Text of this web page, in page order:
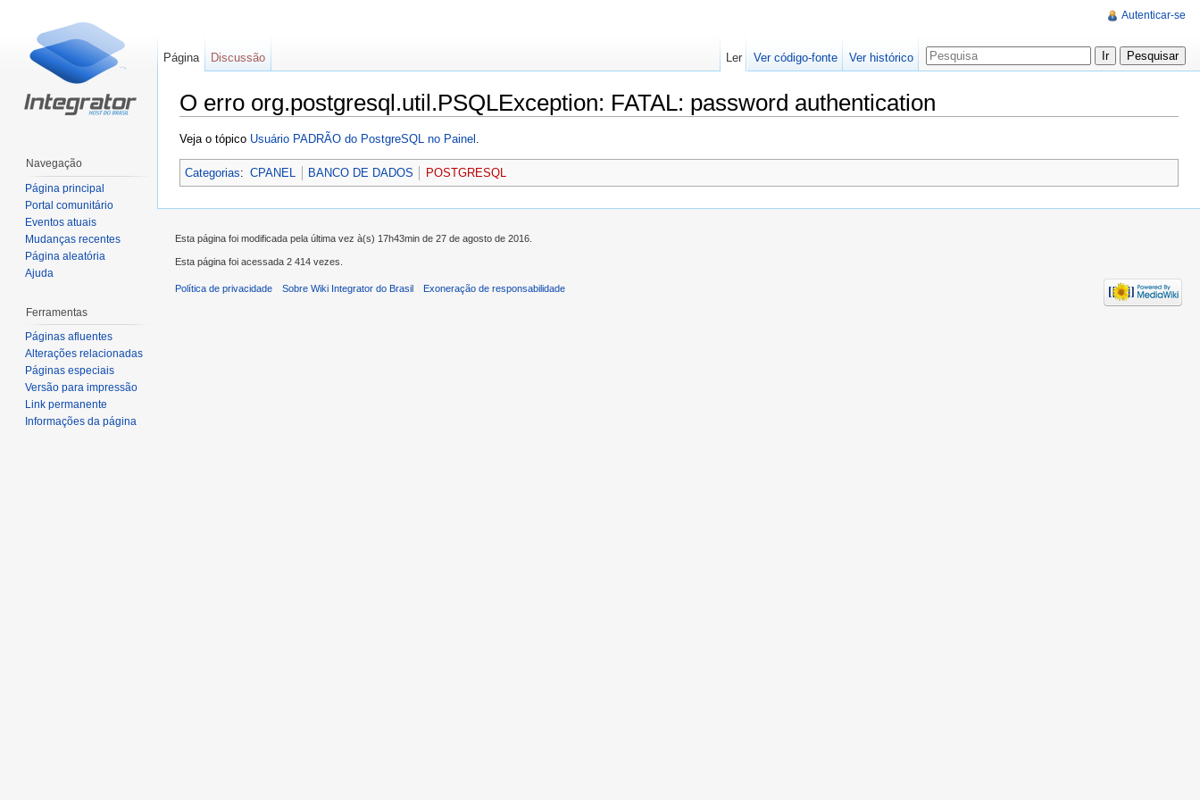
O erro org.postgresql.util.PSQLException: FATAL: password authentication
Veja o tópico Usuário PADRÃO do PostgreSQL no Painel .
Categorias: CPANEL BANCO DE DADOS POSTGRESQL
Autenticar-se
Página Discussão Ler Ver código-fonte Ver histórico
Navegação
Página principal
Portal comunitário
Eventos atuais
Mudanças recentes
Página aleatória
Ajuda
Ferramentas
Páginas afluentes
Alterações relacionadas
Páginas especiais
Versão para impressão
Link permanente
Informações da página
Esta página foi modificada pela última vez à(s) 17h43min de 27 de agosto de 2016.
Esta página foi acessada 2 414 vezes.
Política de privacidade Sobre Wiki Integrator do Brasil Exoneração de responsabilidade